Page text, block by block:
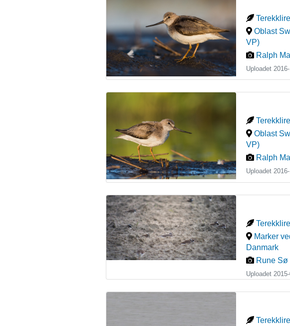
Terekklire
Oblast
VP)
Ralph
Uploadet
Terekklire
Oblast
VP)
Ralph
Uploadet
Terekklire
Marker
Danmark
Rune Sø
Uploadet
Terekklire